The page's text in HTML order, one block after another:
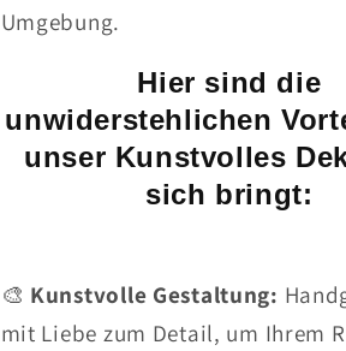
Umgebung.
Hier sind die
unwiderstehlichen
unser Kunstvolles
sich bringt:
🎨 Kunstvolle Gestaltung:
mit Liebe zum Detail, um Ihrem